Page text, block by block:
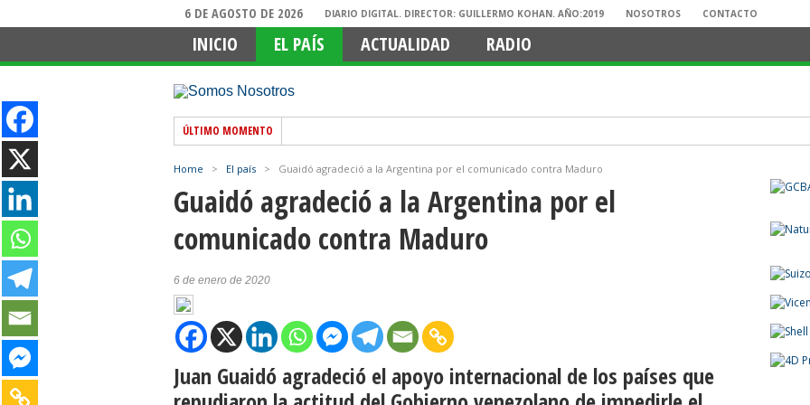
6 DE AGOSTO DE 2026 DIARIO DIGITAL. DIRECTOR: GUILLERMO KOHAN. AÑO:2019 NOSOTROS CONTACTO
INICIO EL PAÍS ACTUALIDAD RADIO
ÚLTIMO MOMENTO
Home > El país > Guaidó agradeció a la Argentina por el comunicado contra Maduro
Guaidó agradeció a la Argentina por el
comunicado contra Maduro
6 de enero de 2020
Juan Guaidó agradeció el apoyo internacional de los países que